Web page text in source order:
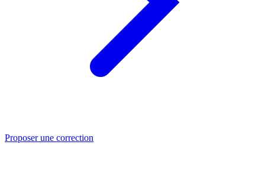
Proposer une correction